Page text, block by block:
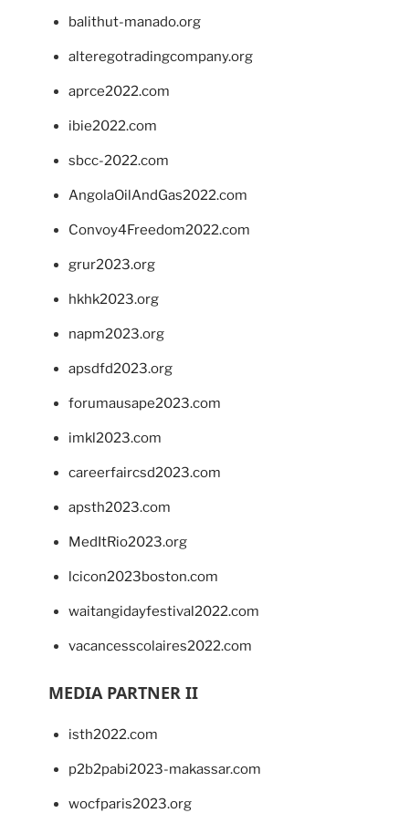
balithut-manado.org
alteregotradingcompany.org
aprce2022.com
ibie2022.com
sbcc-2022.com
AngolaOilAndGas2022.com
Convoy4Freedom2022.com
grur2023.org
hkhk2023.org
napm2023.org
apsdfd2023.org
forumausape2023.com
imkl2023.com
careerfaircsd2023.com
apsth2023.com
MedItRio2023.org
lcicon2023boston.com
waitangidayfestival2022.com
vacancesscolaires2022.com
MEDIA PARTNER II
isth2022.com
p2b2pabi2023-makassar.com
wocfparis2023.org